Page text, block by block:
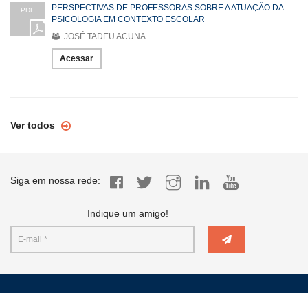
PDF
PERSPECTIVAS DE PROFESSORAS SOBRE A ATUAÇÃO DA
PSICOLOGIA EM CONTEXTO ESCOLAR
JOSÉ TADEU ACUNA
Acessar
Ver todos
Siga em nossa rede:
Indique um amigo!